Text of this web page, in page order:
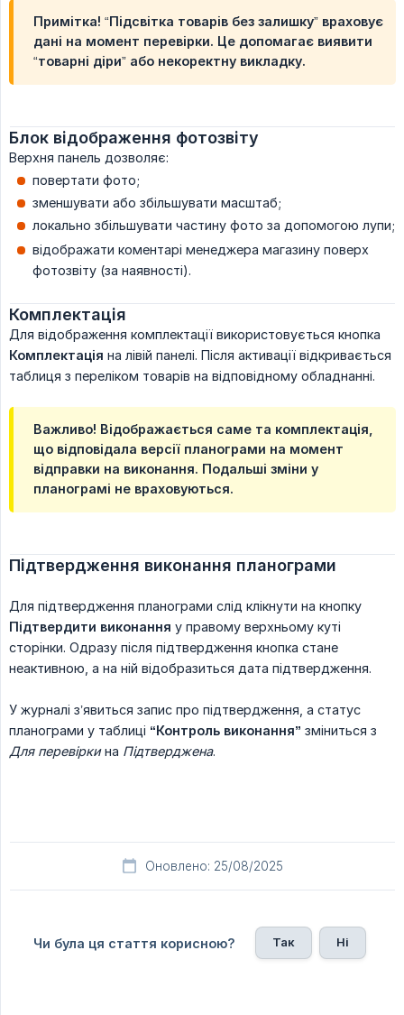
Примітка! “Підсвітка товарів без залишку” враховує
дані на момент перевірки. Це допомагає виявити
“товарні діри” або некоректну викладку.
Блок відображення фотозвіту
Верхня панель дозволяє:
повертати фото;
зменшувати або збільшувати масштаб;
локально збільшувати частину фото за допомогою лупи;
відображати коментарі менеджера магазину поверх
фотозвіту (за наявності).
Комплектація
Для відображення комплектації використовується кнопка
Комплектація на лівій панелі. Після активації відкривається
таблиця з переліком товарів на відповідному обладнанні.
Важливо! Відображається саме та комплектація,
що відповідала версії планограми на момент
відправки на виконання. Подальші зміни у
планограмі не враховуються.
Підтвердження виконання планограми
Для підтвердження планограми слід клікнути на кнопку
Підтвердити виконання у правому верхньому куті
сторінки. Одразу після підтвердження кнопка стане
неактивною, а на ній відобразиться дата підтвердження.
У журналі з’явиться запис про підтвердження, а статус
планограми у таблиці “Контроль виконання” зміниться з
Для перевіркина Підтверджена.
Оновлено: 25/08/2025
Чи була ця стаття корисною? Так Ні